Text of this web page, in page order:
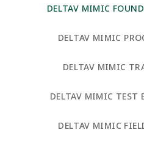
DELTAV MIMIC
DELTAV MIMIC
DELTAV MIMIC
DELTAV MIMIC TEST
DELTAV MIMIC